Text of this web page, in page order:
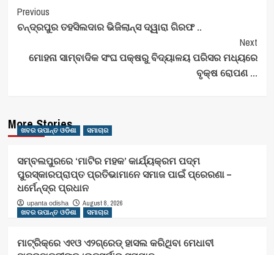
Post
Navigation
Previous
ଚନ୍ଦ୍ରପୁର ତହସିଲଦାର ଭିଜିଲାନ୍ସ ଦ୍ୱାରା ଗିରଫ ..
Next
ମୋହନା ସାମ୍ବାଦିକ ସଂଘ ପକ୍ଷରୁ ବିଦ୍ୟାଳୟ ପରିସର ମଧ୍ୟରେ
ବୃକ୍ଷ ରୋପଣ …
More Stories
ଖବର ଉପାନ୍ତ ଓଡିଶା ସମାଚାର
ସମ୍ବଲପୁରରେ ‘ମାଟିର ମହକ’ କାର୍ଯ୍ୟକ୍ରମ ପଦ୍ମ
ପୁରସ୍କାରପ୍ରାପ୍ତ ପ୍ରତିଭାମାନେ ସମାଜ ପାଇଁ ପ୍ରେରଣା –
ଧର୍ମେନ୍ଦ୍ର ପ୍ରଧାନ
upanta odisha
August 8, 2026
ଖବର ଉପାନ୍ତ ଓଡିଶା
ସମାଚାର
ମାଟ୍ରିକ୍‌ରେ ଏ୧ଓ ଏ୨ଗ୍ରେଡ୍‌ ହାସଲ କରିଥିବା ମେଧାବୀ